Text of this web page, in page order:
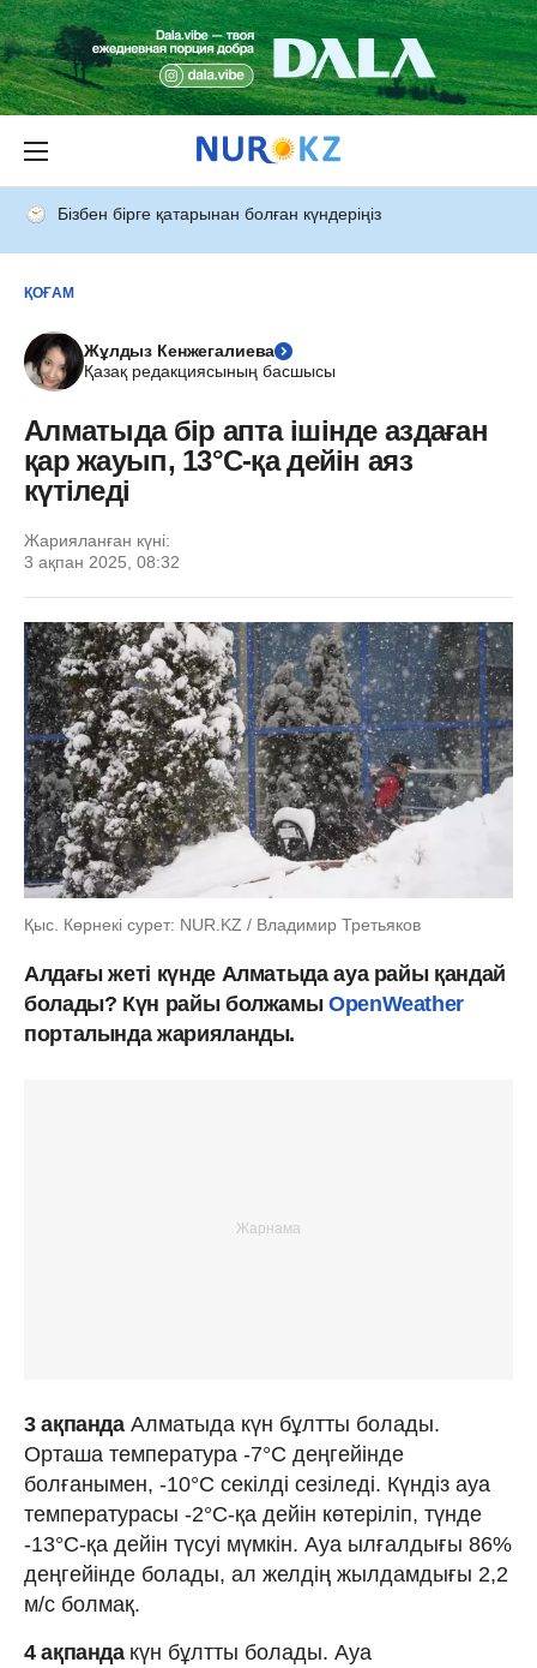
Бізбен бірге қатарынан болған күндеріңіз
ҚОҒАМ
Жұлдыз Кенжегалиева
Қазақ редакциясының басшысы
Алматыда бір апта ішінде аздаған
қар жауып, 13°C-қа дейін аяз
күтіледі
Жарияланған күні:
3 ақпан 2025, 08:32
Қыс. Көрнекі сурет: NUR.KZ / Владимир Третьяков
Алдағы жеті күнде Алматыда ауа райы қандай
болады? Күн райы болжамы OpenWeather
порталында жарияланды.
3 ақпандаАлматыда күн бұлтты болады.
Орташа температура -7°C деңгейінде
болғанымен, -10°C секілді сезіледі. Күндіз ауа
температурасы -2°C-қа дейін көтеріліп, түнде
-13°C-қа дейін түсуі мүмкін. Ауа ылғалдығы 86%
деңгейінде болады, ал желдің жылдамдығы 2,2
м/с болмақ.
4 ақпанда күн бұлтты болады. Ауа